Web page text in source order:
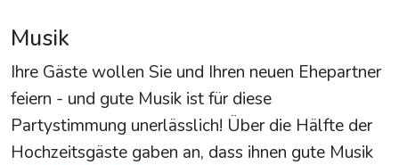
Musik
Ihre Gäste wollen Sie und Ihren neuen Ehepartner
feiern - und gute Musik ist für diese
Partystimmung unerlässlich! Über die Hälfte der
Hochzeitsgäste gaben an, dass ihnen gute Musik